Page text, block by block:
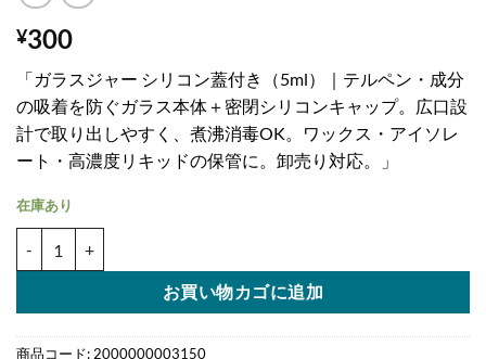
¥300
「ガラスジャー シリコン蓋付き（5ml）｜テルペン・成分
の吸着を防ぐガラス本体＋密閉シリコンキャップ。広口設
計で取り出しやすく、煮沸消毒OK。ワックス・アイソレ
ート・高濃度リキッドの保管に。卸売り対応。」
在庫あり
お買い物カゴに追加
商品コード: 2000000003150